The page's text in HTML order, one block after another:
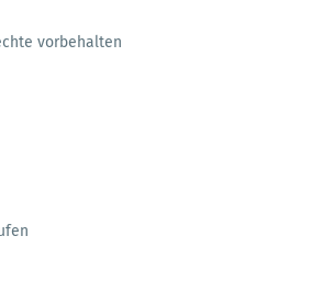
vorbehalten